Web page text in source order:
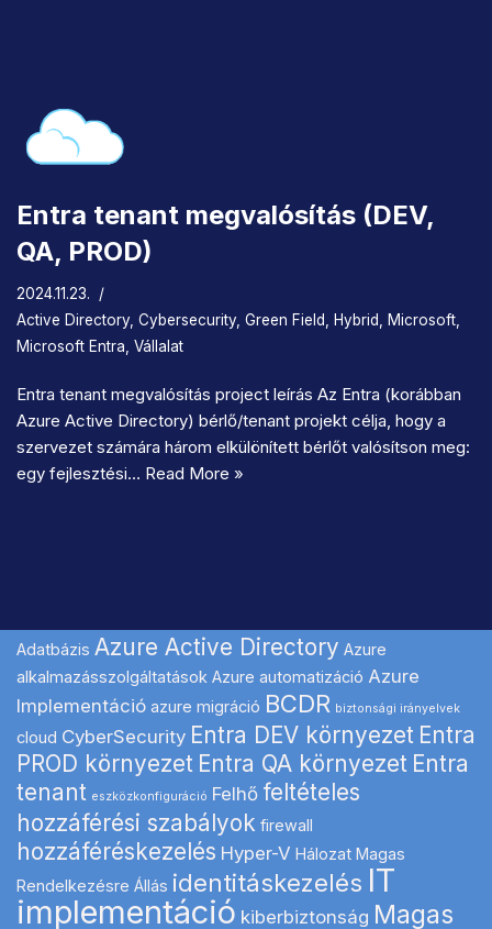
Entra tenant megvalósítás (DEV,
QA, PROD)
2024.11.23.
Active Directory Cybersecurity Green Field Hybrid Microsoft
Microsoft Entra Vállalat
Entra tenant megvalósítás project leírás Az Entra (korábban
Azure Active Directory) bérlő/tenant projekt célja, hogy a
szervezet számára három elkülönített bérlőt valósítson meg:
egy fejlesztési… Read More »
Adatbázis Azure Active Directory Azure
alkalmazásszolgáltatások Azure automatizáció Azure
Implementáció azure migráció BCDR biztonsági irányelvek
cloud CyberSecurity Entra DEV környezet Entra
PROD környezet Entra QA környezet Entra
tenant eszközkonfiguráció Felhő feltételes
hozzáférési szabályok firewall
hozzáféréskezelés Hyper-V Hálozat Magas
Rendelkezésre Állás identitáskezelés IT
implementáció kiberbiztonság Magas